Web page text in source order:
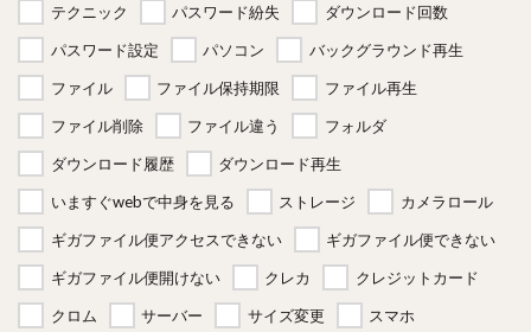
テクニック
パスワード紛失
ダウンロード回数
パスワード設定
パソコン
バックグラウンド再生
ファイル
ファイル保持期限
ファイル再生
ファイル削除
ファイル違う
フォルダ
ダウンロード履歴
ダウンロード再生
いますぐwebで中身を見る
ストレージ
カメラロール
ギガファイル便アクセスできない
ギガファイル便できない
ギガファイル便開けない
クレカ
クレジットカード
クロム
サーバー サイズ変更
スマホ